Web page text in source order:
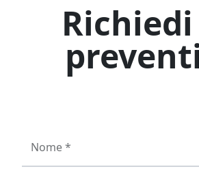
Nome *